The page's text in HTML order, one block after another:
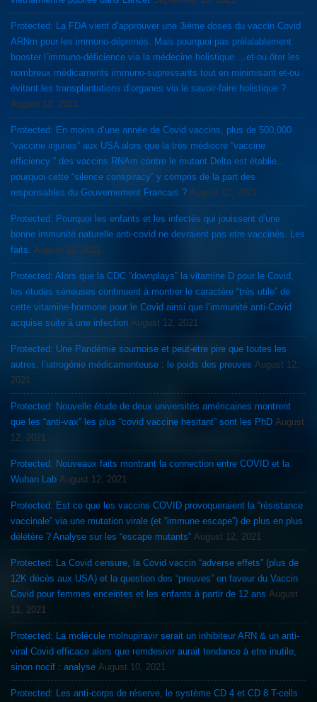
Protected: La FDA vient d’approuver une 3ième doses du vaccin Covid
ARNm pour les immuno-déprimés. Mais pourquoi pas prélalablement
booster l’immuno-déficience via la médecine holistique….et-ou ôter les
nombreux médicaments immuno-supressants tout en minimisant et-ou
évitant les transplantations d’organes via le savoir-faire holistique ?
August 13, 2021
Protected: En moins d’une année de Covid vaccins, plus de 500,000
“vaccine injuries” aux USA alors que la très médiocre “vaccine
efficiency ” des vaccins RNAm contre le mutant Delta est établie…
pourquoi cette “silence conspiracy” y compris de la part des
responsables du Gouvernement Francais ? August 12, 2021
Protected: Pourquoi les enfants et les infectés qui jouissent d’une
bonne immunité naturelle anti-covid ne devraient pas etre vaccinés. Les
faits.
August 12, 2021
Protected: Alors que la CDC “downplays” la vitamine D pour le Covid,
les études sérieuses continuent à montrer le caractère “très utile” de
cette vitamine-hormone pour le Covid ainsi que l’immunité anti-Covid
acquise suite à une infection August 12, 2021
Protected: Une Pandémie sournoise et peut-etre pire que toutes les
autres, l’iatrogénie médicamenteuse : le poids des preuves August 12,
2021
Protected: Nouvelle étude de deux universités américaines montrent
que les “anti-vax” les plus “covid vaccine hesitant” sont les PhD August
12, 2021
Protected: Nouveaux faits montrant la connection entre COVID et la
Wuhan Lab August 12, 2021
Protected: Est ce que les vaccins COVID provoqueraient la “résistance
vaccinale” via une mutation virale (et “immune escape”) de plus en plus
délétère ? Analyse sur les “escape mutants” August 12, 2021
Protected: La Covid censure, la Covid vaccin “adverse effets” (plus de
12K décès aux USA) et la question des “preuves” en faveur du Vaccin
Covid pour femmes enceintes et les enfants à partir de 12 ans August
11, 2021
Protected: La molécule molnupiravir serait un inhibiteur ARN & un anti-
viral Covid efficace alors que remdesivir aurait tendance à etre inutile,
sinon nocif : analyse August 10, 2021
Protected: Les anti-corps de réserve, le système CD 4 et CD 8 T-cells